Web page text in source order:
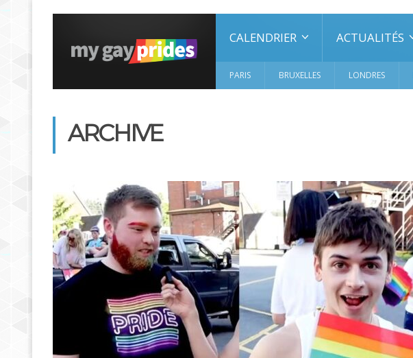
CALENDRIER ACTUALITÉS
PARIS BRUXELLES LONDRES
ARCHIVE